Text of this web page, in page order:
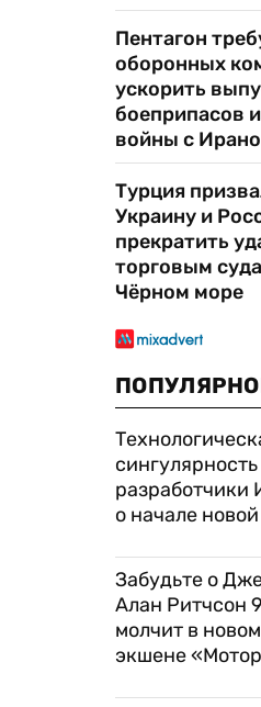
Пентагон
оборонных
ускорить
боеприпасов
войны с
Турция
Украину и
прекратить
торговым
Чёрном море
разработчики
о начале
Забудьте о
Алан Ритчсон
молчит в
экшене